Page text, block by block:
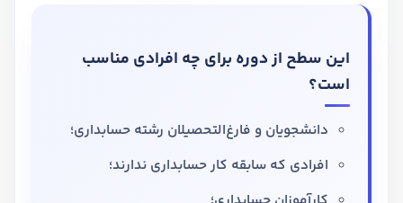
این سطح از دوره برای چه افرادی مناسب
است؟
دانشجویان و فارغ‌التحصیلان رشته حسابداری؛
افرادی که سابقه کار حسابداری ندارند؛